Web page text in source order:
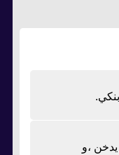
،و